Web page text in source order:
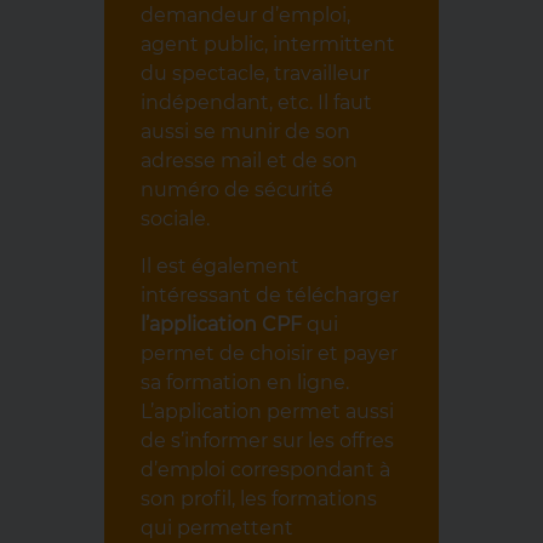
demandeur d’emploi,
agent public, intermittent
du spectacle, travailleur
indépendant, etc. Il faut
aussi se munir de son
adresse mail et de son
numéro de sécurité
sociale.
Il est également
intéressant de télécharger
l’application CPF qui
permet de choisir et payer
sa formation en ligne.
L’application permet aussi
de s’informer sur les offres
d’emploi correspondant à
son profil, les formations
qui permettent